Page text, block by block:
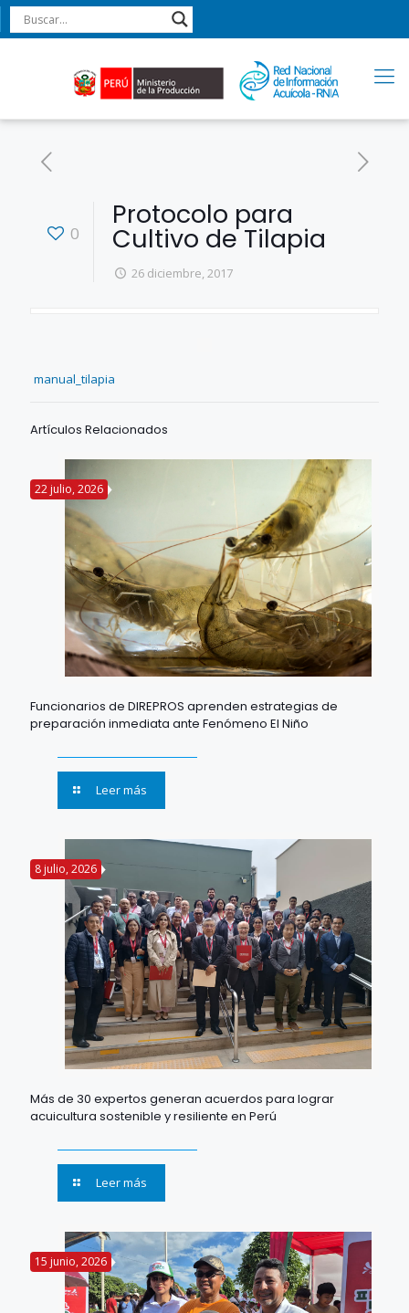
0
Protocolo para
Cultivo de Tilapia
26 diciembre, 2017
manual_tilapia
Artículos Relacionados
22 julio, 2026
Funcionarios de DIREPROS aprenden estrategias de
preparación inmediata ante Fenómeno El Niño
Leer más
8 julio, 2026
Más de 30 expertos generan acuerdos para lograr
acuicultura sostenible y resiliente en Perú
Leer más
15 junio, 2026